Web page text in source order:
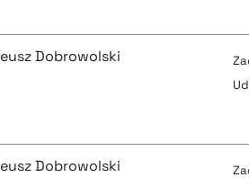
Dobrowolski
Dobrowolski